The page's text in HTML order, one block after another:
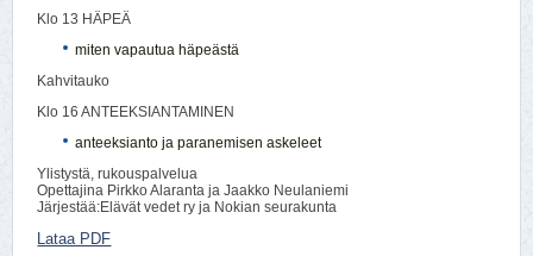
Klo 13 HÄPEÄ
miten vapautua häpeästä
Kahvitauko
Klo 16 ANTEEKSIANTAMINEN
anteeksianto ja paranemisen askeleet
Ylistystä, rukouspalvelua
Opettajina Pirkko Alaranta ja Jaakko Neulaniemi
Järjestää:Elävät vedet ry ja Nokian seurakunta
Lataa PDF